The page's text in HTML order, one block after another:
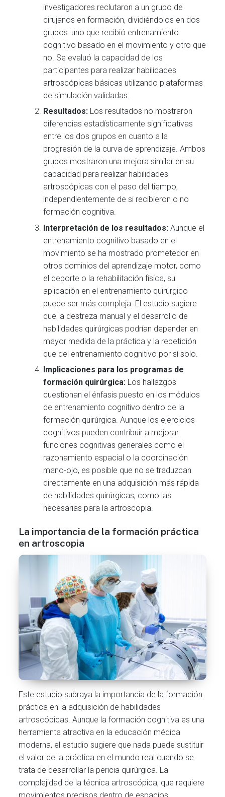
investigadores reclutaron a un grupo de
cirujanos en formación, dividiéndolos en dos
grupos: uno que recibió entrenamiento
cognitivo basado en el movimiento y otro que
no. Se evaluó la capacidad de los
participantes para realizar habilidades
artroscópicas básicas utilizando plataformas
de simulación validadas.
Resultados: Los resultados no mostraron
diferencias estadísticamente significativas
entre los dos grupos en cuanto a la
progresión de la curva de aprendizaje. Ambos
grupos mostraron una mejora similar en su
capacidad para realizar habilidades
artroscópicas con el paso del tiempo,
independientemente de si recibieron o no
formación cognitiva.
Interpretación de los resultados:Aunque el
entrenamiento cognitivo basado en el
movimiento se ha mostrado prometedor en
otros dominios del aprendizaje motor, como
el deporte o la rehabilitación física, su
aplicación en el entrenamiento quirúrgico
puede ser más compleja. El estudio sugiere
que la destreza manual y el desarrollo de
habilidades quirúrgicas podrían depender en
mayor medida de la práctica y la repetición
que del entrenamiento cognitivo por sí solo.
Implicaciones para los programas de
formación quirúrgica: Los hallazgos
cuestionan el énfasis puesto en los módulos
de entrenamiento cognitivo dentro de la
formación quirúrgica. Aunque los ejercicios
cognitivos pueden contribuir a mejorar
funciones cognitivas generales como el
razonamiento espacial o la coordinación
mano-ojo, es posible que no se traduzcan
directamente en una adquisición más rápida
de habilidades quirúrgicas, como las
necesarias para la artroscopia.
La importancia de la formación práctica
en artroscopia
Este estudio subraya la importancia de la formación
práctica en la adquisición de habilidades
artroscópicas. Aunque la formación cognitiva es una
herramienta atractiva en la educación médica
moderna, el estudio sugiere que nada puede sustituir
el valor de la práctica en el mundo real cuando se
trata de desarrollar la pericia quirúrgica. La
complejidad de la técnica artroscópica, que requiere